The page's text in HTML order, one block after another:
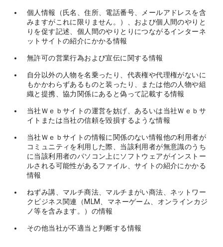
個人情報（氏名、住所、電話番号、メールアドレスを含
みますがこれに限りません。）、および個人間のやりと
りを促す記述、個人間のやりとりにつながるインターネ
ットサイトの紹介にかかる情報
無許可の営業行為および宣伝に関する情報
自分以外の人物を名乗ったり、代表権や代理権がないに
もかかわらずあるものと装ったり、または他の人物や組
織と提携、協力関係にあると偽って記載する情報
当社Ｗｅｂサイトの運営を妨げ、あるいは当社Ｗｅｂサ
イトまたは当社の信頼を毀損するような情報
当社Ｗｅｂサイトの情報に関係のない情報他の利用者が
コミュニティを利用した際、当該利用者が無意識のうち
に当該利用者のパソコン上にソフトウェアがインストー
ルされる可能性があるファイル、サイトの紹介にかかる
情報
ねずみ講、マルチ商法、マルチまがい商法、ネットワー
クビジネス関連（MLM、マネーゲーム、オンラインカジ
ノ等を含みます。）の情報
その他当社が不適当と判断する情報